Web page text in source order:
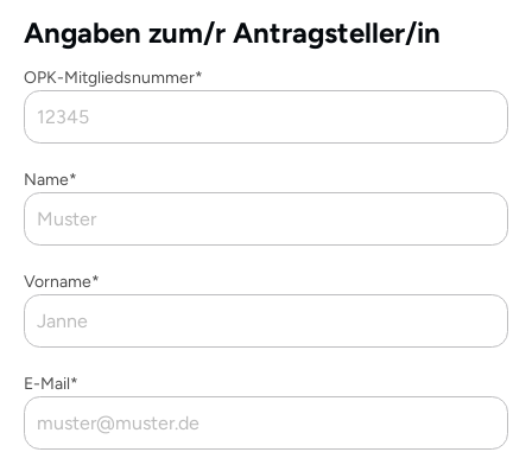
Online-
Antrag
Anerkennung
OPK
Fortbildung
Angaben zum/r Antragsteller/in
OPK-Mitgliedsnummer*
Name*
Vorname*
E-Mail*